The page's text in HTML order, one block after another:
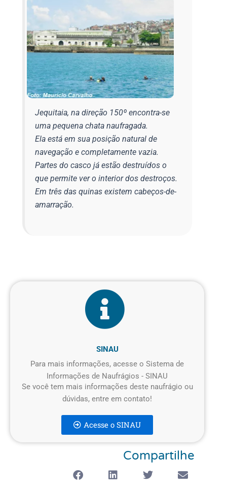
Jequitaia, na direção 150º encontra-se
uma pequena chata naufragada.
Ela está em sua posição natural de
navegação e completamente vazia.
Partes do casco já estão destruídos o
que permite ver o interior dos destroços.
Em três das quinas existem cabeços-de-
amarração.
SINAU
Para mais informações, acesse o Sistema de
Informações de Naufrágios - SINAU
Se você tem mais informações deste naufrágio ou
dúvidas, entre em contato!
Acesse o SINAU
Compartilhe